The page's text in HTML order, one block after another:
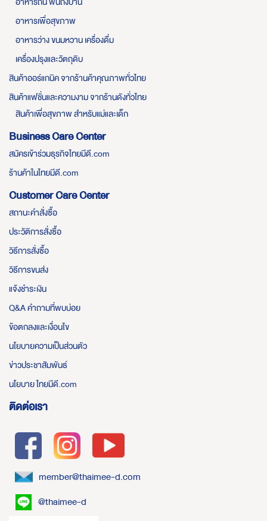
อาหารเพื่อสุขภาพ
อาหารว่าง ขนมหวาน เครื่องดื่ม
เครื่องปรุงและวัตถุดิบ
สินค้าออร์แกนิค จากร้านค้าคุณภาพทั่วไทย
สินค้าแฟชั่นและความงาม จากร้านดังทั่วไทย
สินค้าเพื่อสุขภาพ สำหรับแม่และเด็ก
Business Care Center
สมัครเข้าร่วมธุรกิจไทยมีดี.com
ร้านค้าในไทยมีดี.com
Customer Care Center
สถานะคำสั่งซื้อ
ประวัติการสั่งซื้อ
วิธีการสั่งซื้อ
วิธีการขนส่ง
แจ้งชำระเงิน
Q&A คำถามที่พบบ่อย
ข้อตกลงและเงื่อนไข
นโยบายความเป็นส่วนตัว
ข่าวประชาสัมพันธ์
นโยบาย ไทยมีดี.com
ติดต่อเรา
member@thaimee-d.com
@thaimee-d